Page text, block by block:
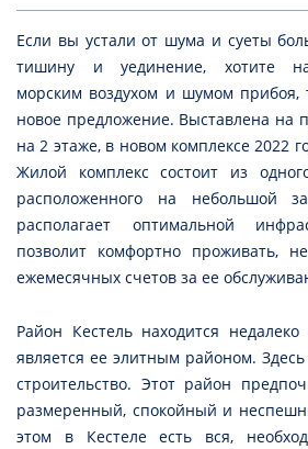
Если вы устали от шума и суеты
тишину и уединение, хотите
морским воздухом и шумом прибоя,
новое предложение. Выставлена на
на 2 этаже, в новом комплексе 2022
Жилой комплекс состоит из
расположенного на небольшой
располагает оптимальной
позволит комфортно проживать,
ежемесячных счетов за ее
Район Кестель находится
является ее элитным районом.
строительство. Этот район
размеренный, спокойный и
этом в Кестеле есть вся,